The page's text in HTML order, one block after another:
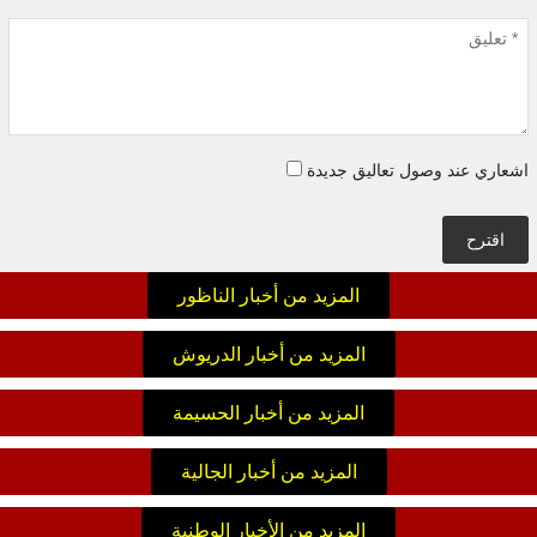
اشعاري عند وصول تعاليق جديدة
اقترح
المزيد من أخبار الناظور
المزيد من أخبار الدريوش
المزيد من أخبار الحسيمة
المزيد من أخبار الجالية
المزيد من الأخبار الوطنية